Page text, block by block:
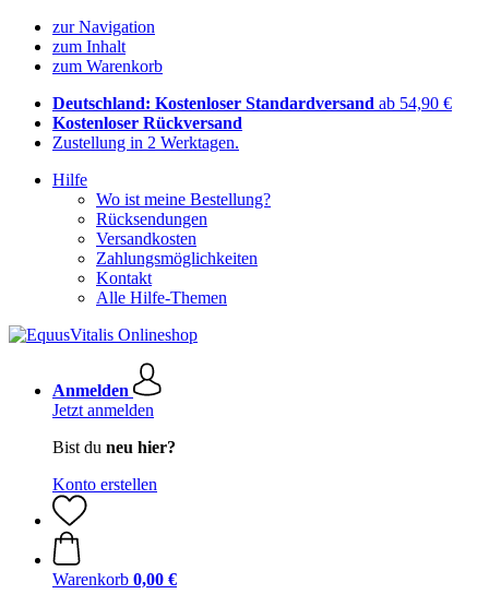
zur Navigation
zum Inhalt
zum Warenkorb
Deutschland: Kostenloser Standardversand ab 54,90 €
Kostenloser Rückversand
Zustellung in 2 Werktagen.
Hilfe
Wo ist meine Bestellung?
Rücksendungen
Versandkosten
Zahlungsmöglichkeiten
Kontakt
Alle Hilfe-Themen
Anmelden
Jetzt anmelden
Bist du neu hier?
Konto erstellen
Warenkorb 0,00 €